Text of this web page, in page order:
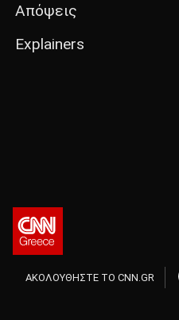
Απόψεις
Explainers
ΑΚΟΛΟΥΘΗΣΤΕ ΤΟ CNN.GR